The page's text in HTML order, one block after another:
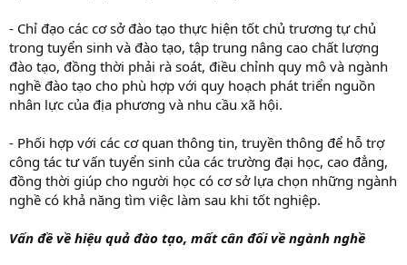
- Chỉ đạo các cơ sở đào tạo thực hiện tốt chủ trương tự chủ
trong tuyển sinh và đào tạo, tập trung nâng cao chất lượng
đào tạo, đồng thời phải rà soát, điều chỉnh quy mô và ngành
nghề đào tạo cho phù hợp với quy hoạch phát triển nguồn
nhân lực của địa phương và nhu cầu xã hội.
- Phối hợp với các cơ quan thông tin, truyền thông để hỗ trợ
công tác tư vấn tuyển sinh của các trường đại học, cao đẳng,
đồng thời giúp cho người học có cơ sở lựa chọn những ngành
nghề có khả năng tìm việc làm sau khi tốt nghiệp.
Vấn đề về hiệu quả đào tạo, mất cân đối về ngành nghề